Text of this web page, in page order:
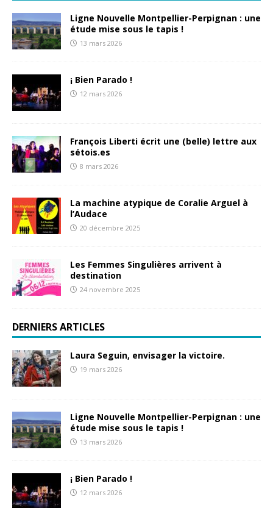
Ligne Nouvelle Montpellier-Perpignan : une
étude mise sous le tapis !
13 mars 2026
¡ Bien Parado !
12 mars 2026
François Liberti écrit une (belle) lettre aux
sétois.es
8 mars 2026
La machine atypique de Coralie Arguel à
l’Audace
20 décembre 2025
Les Femmes Singulières arrivent à
destination
24 novembre 2025
DERNIERS ARTICLES
Laura Seguin, envisager la victoire.
19 mars 2026
Ligne Nouvelle Montpellier-Perpignan : une
étude mise sous le tapis !
13 mars 2026
¡ Bien Parado !
12 mars 2026